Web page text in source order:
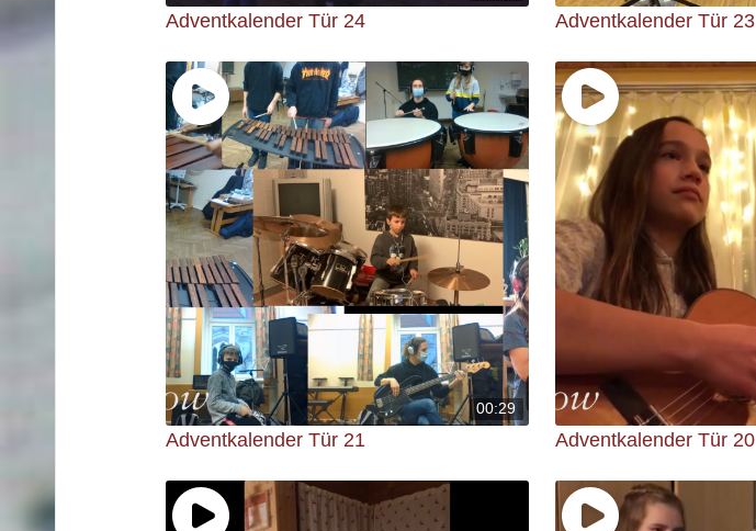
Adventkalender Tür 24 Adventkalender Tür 23
00:29
Adventkalender Tür 21 Adventkalender Tür 20